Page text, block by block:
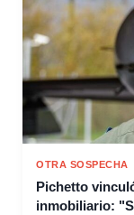
OTRA SOSPECHA
Pichetto
inmobiliario: